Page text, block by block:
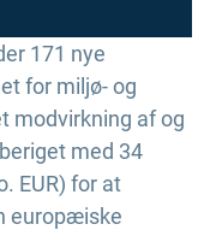
171 nye
for miljø- og
modvirkning af og
med 34
EUR) for at
europæiske